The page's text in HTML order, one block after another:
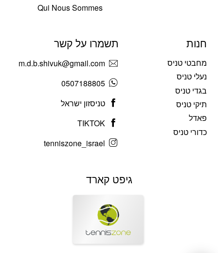
Qui Nous Sommes
חנות
מחבטי טניס
נעלי טניס
בגדי טניס
תיקי טניס
פאדל
כדורי טניס
תשמרו על קשר
m.d.b.shivuk@gmail.com
0507188805
טניסזון ישראל
TIKTOK
tenniszone_israel
גיפט קארד